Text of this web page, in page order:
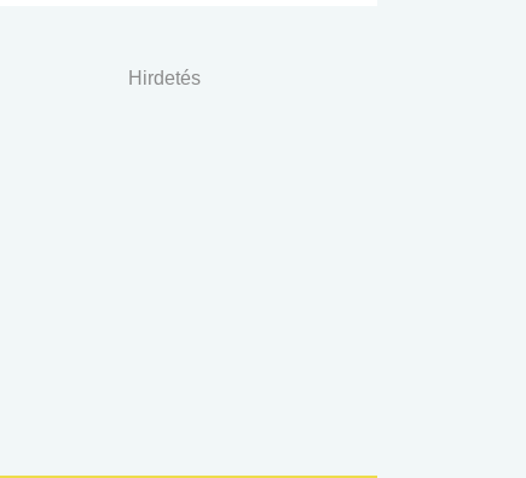
Hirdetés